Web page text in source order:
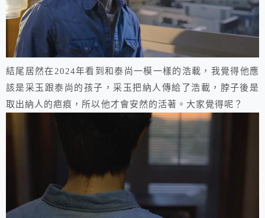
結尾居然在2024年看到和泰尚一模一樣的浩載，我覺得他應
該是采玉跟泰尚的孩子，采玉把納人傳給了浩載，脖子後是
取出納人的疤痕，所以他才會安然的活著。大家覺得呢？